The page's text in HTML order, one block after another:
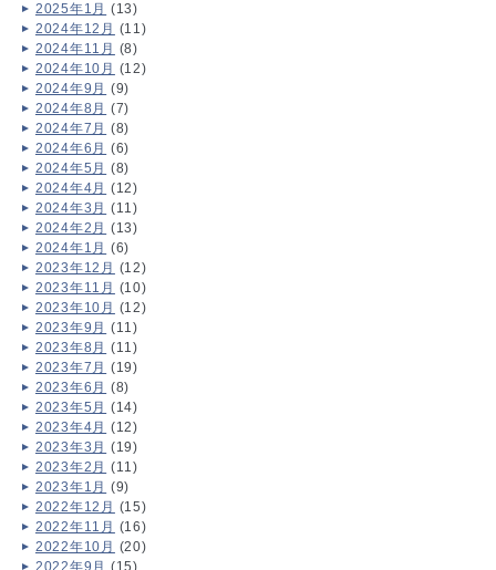
2025年1月 (13)
2024年12月 (11)
2024年11月 (8)
2024年10月 (12)
2024年9月 (9)
2024年8月 (7)
2024年7月 (8)
2024年6月 (6)
2024年5月 (8)
2024年4月 (12)
2024年3月 (11)
2024年2月 (13)
2024年1月 (6)
2023年12月 (12)
2023年11月 (10)
2023年10月 (12)
2023年9月 (11)
2023年8月 (11)
2023年7月 (19)
2023年6月 (8)
2023年5月 (14)
2023年4月 (12)
2023年3月 (19)
2023年2月 (11)
2023年1月 (9)
2022年12月 (15)
2022年11月 (16)
2022年10月 (20)
2022年9月 (15)